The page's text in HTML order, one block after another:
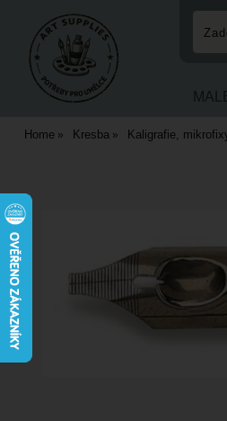
Home Kresba Kaligrafie,